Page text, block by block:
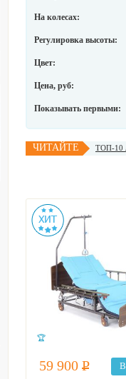
На колесах:
Регулировка высоты:
Цвет:
Цена, руб:
Показывать первыми:
ЧИТАЙТЕ ТОП-10
🏆
59 900 Р
В